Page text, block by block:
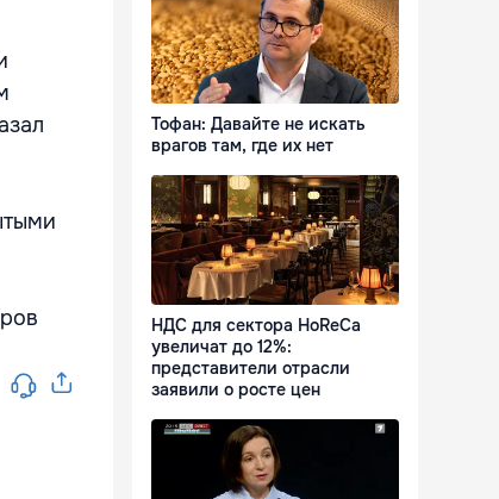
Тофан: Давайте не искать
врагов там, где их нет
НДС для сектора HoReCa
увеличат до 12%:
представители отрасли
заявили о росте цен